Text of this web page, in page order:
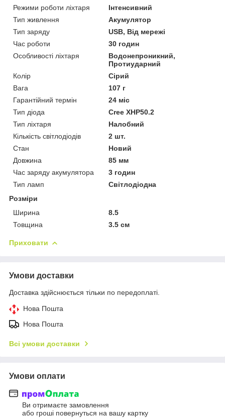
Режими роботи ліхтаря
Інтенсивний
Тип живлення
Акумулятор
Тип заряду
USB, Від мережі
Час роботи
30 годин
Особливості ліхтаря
Водонепроникний,
Протиударний
Колір
Сірий
Вага
107 г
Гарантійний термін
24 міс
Тип діода
Cree XHP50.2
Тип ліхтаря
Налобний
Кількість світлодіодів
2 шт.
Стан
Новий
Довжина
85 мм
Час заряду акумулятора
3 годин
Тип ламп
Світлодіодна
Розміри
Ширина
8.5
Товщина
3.5 см
Приховати
Умови доставки
Доставка здійснюється тільки по передоплаті.
Нова Пошта
Нова Пошта
Всі умови доставки
Умови оплати
Ви отримаєте замовлення
або гроші повернуться на вашу картку